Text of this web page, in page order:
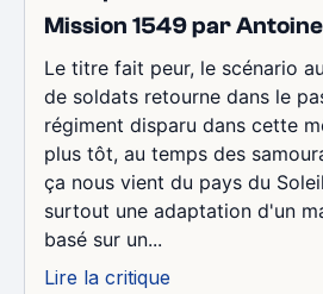
Mission 1549 par
Le titre fait peur, le scénario
de soldats retourne dans le
régiment disparu dans cette
plus tôt, au temps des
ça nous vient du pays du
surtout une adaptation d'un
basé sur un...
Lire la critique